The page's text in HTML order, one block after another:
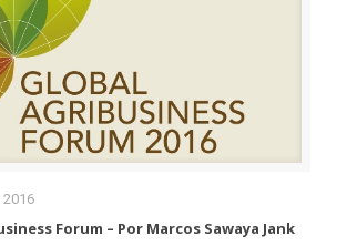
2016
Forum – Por Marcos Sawaya Jank